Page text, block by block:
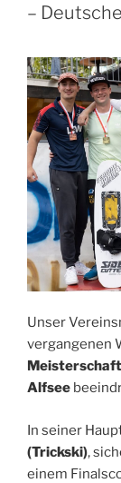
–
Unser
vergangenen
Meisterschaft
Alfsee
In seiner
(Trickski),
einem